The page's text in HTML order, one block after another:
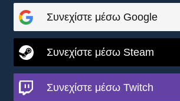
Συνεχίστε μέσω Google
Συνεχίστε μέσω Steam
Συνεχίστε μέσω Twitch